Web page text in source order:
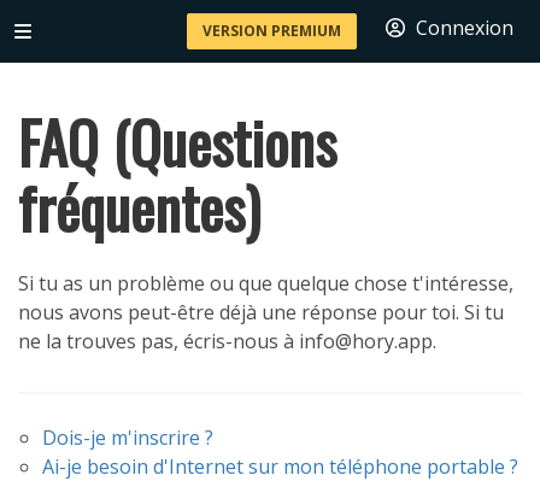
VERSION PREMIUM Connexion
FAQ (Questions
fréquentes)
Si tu as un problème ou que quelque chose t'intéresse,
nous avons peut-être déjà une réponse pour toi. Si tu
ne la trouves pas, écris-nous à info@hory.app.
Dois-je m'inscrire ?
Ai-je besoin d'Internet sur mon téléphone portable ?